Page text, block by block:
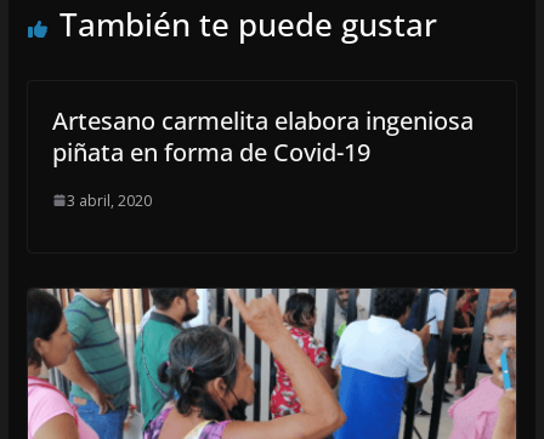
También te puede gustar
Artesano carmelita elabora ingeniosa
piñata en forma de Covid-19
3 abril, 2020